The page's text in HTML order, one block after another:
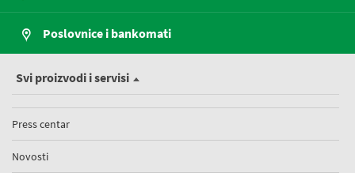
Poslovnice i bankomati
Svi proizvodi i servisi
Press centar
Novosti